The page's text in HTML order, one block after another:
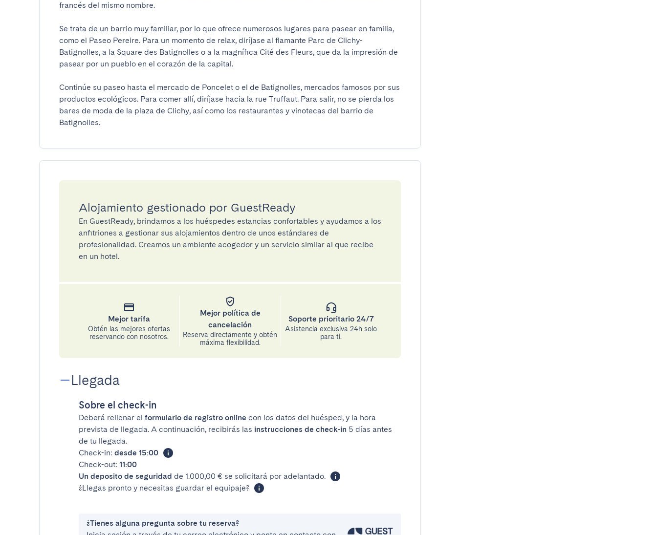
francés del mismo nombre.
Se trata de un barrio muy familiar, por lo que ofrece numerosos lugares para pasear en familia,
como el Paseo Pereire. Para un momento de relax, diríjase al flamante Parc de Clichy-
Batignolles, a la Square des Batignolles o a la magnífica Cité des Fleurs, que da la impresión de
pasear por un pueblo en el corazón de la capital.
Continúe su paseo hasta el mercado de Poncelet o el de Batignolles, mercados famosos por sus
productos ecológicos. Para comer allí, diríjase hacia la rue Truffaut. Para salir, no se pierda los
bares de moda de la plaza de Clichy, así como los restaurantes y vinotecas del barrio de
Batignolles.
Alojamiento gestionado por GuestReady
En GuestReady, brindamos a los huéspedes estancias confortables y ayudamos a los
anfitriones a gestionar sus alojamientos dentro de unos estándares de
profesionalidad. Creamos un ambiente acogedor y un servicio similar al que recibe
en un hotel.
Mejor tarifa
Obtén las mejores ofertas
reservando con nosotros.
Mejor política de
cancelación
Reserva directamente y obtén
máxima flexibilidad.
Soporte prioritario 24/7
Asistencia exclusiva 24h solo
para ti.
Llegada
Sobre el check-in
Deberá rellenar el formulario de registro online con los datos del huésped, y la hora
prevista de llegada. A continuación, recibirás las instrucciones de check-in 5 días antes
de tu llegada.
Check-in: desde 15:00
Check-out: 11:00
Un deposito de seguridad de 1.000,00 € se solicitará por adelantado.
¿Llegas pronto y necesitas guardar el equipaje?
¿Tienes alguna pregunta sobre tu reserva?